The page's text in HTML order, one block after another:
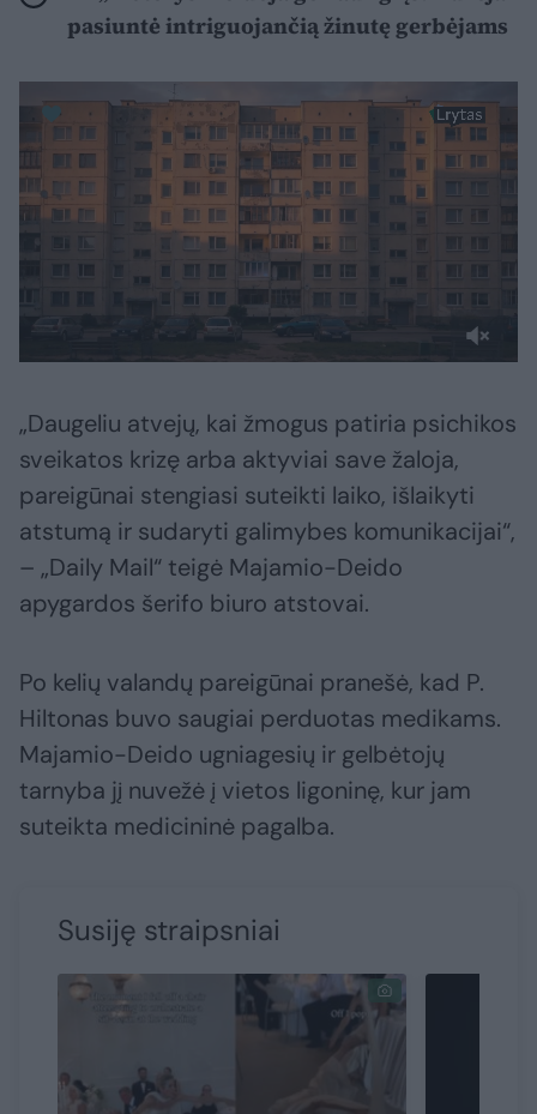
pasiuntė intriguojančią žinutę gerbėjams
„Daugeliu atvejų, kai žmogus patiria psichikos
sveikatos krizę arba aktyviai save žaloja,
pareigūnai stengiasi suteikti laiko, išlaikyti
atstumą ir sudaryti galimybes komunikacijai“,
– „Daily Mail“ teigė Majamio-Deido
apygardos šerifo biuro atstovai.
Po kelių valandų pareigūnai pranešė, kad P.
Hiltonas buvo saugiai perduotas medikams.
Majamio-Deido ugniagesių ir gelbėtojų
tarnyba jį nuvežė į vietos ligoninę, kur jam
suteikta medicininė pagalba.
Susiję straipsniai